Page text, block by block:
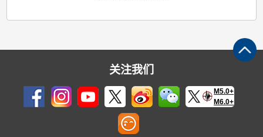
关注我们
M5.0+
M6.0+